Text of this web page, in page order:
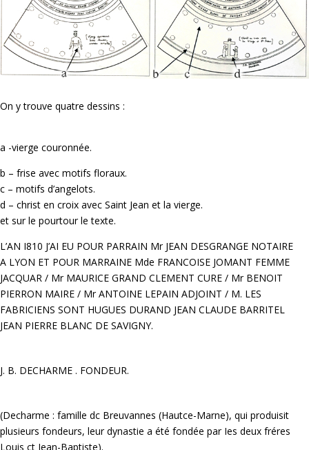
On y trouve quatre dessins :
a -vierge couronnée.
b – frise avec motifs floraux.
c – motifs d’angelots.
d – christ en croix avec Saint Jean et la vierge.
et sur le pourtour le texte.
L’AN I810 J’AI EU POUR PARRAIN Mr JEAN DESGRANGE NOTAIRE
A LYON ET POUR MARRAINE Mde FRANCOISE JOMANT FEMME
JACQUAR / Mr MAURICE GRAND CLEMENT CURE / Mr BENOIT
PIERRON MAIRE / Mr ANTOINE LEPAIN ADJOINT / M. LES
FABRICIENS SONT HUGUES DURAND JEAN CLAUDE BARRITEL
JEAN PIERRE BLANC DE SAVIGNY.
J. B. DECHARME . FONDEUR.
(Decharme : famille dc Breuvannes (Hautce-Marne), qui produisit
plusieurs fondeurs, leur dynastie a été fondée par Ies deux fréres
Louis ct Jean-Baptiste).